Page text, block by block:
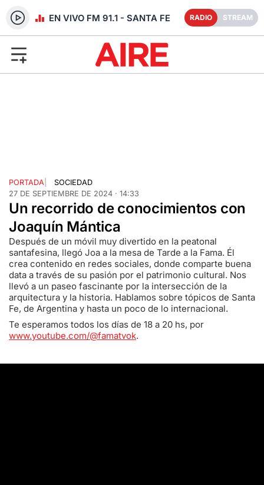
RADIO EN VIVO FM 91.1 - SANTA FE RADIO STREAM
PORTADA
SOCIEDAD
27 DE SEPTIEMBRE DE 2024 · 14:33
Un recorrido de conocimientos con
Joaquín Mántica
Después de un móvil muy divertido en la peatonal
santafesina, llegó Joa a la mesa de Tarde a la Fama. Él
crea contenido en redes sociales, donde comparte buena
data a través de su pasión por el patrimonio cultural. Nos
llevó a un paseo fascinante por la intersección de la
arquitectura y la historia. Hablamos sobre tópicos de Santa
Fe, de Argentina y hasta un poco de lo internacional.
Te esperamos todos los días de 18 a 20 hs, por
www.youtube.com/@famatvok.